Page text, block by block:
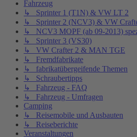
Fahrzeug
↳ Sprinter 1 (T1N) & VW LT 2
↳ Sprinter 2 (NCV3) & VW
↳ NCV3 MOPF (ab 09-2013)
↳ Sprinter 3 (VS30)
↳ VW Crafter 2 & MAN TGE
↳ Fremdfabrikate
↳ fabrikatübergeifende Themen
↳ Schraubertipps
↳ Fahrzeug - FAQ
↳ Fahrzeug - Umfragen
Camping
↳ Reisemobile und Ausbauten
↳ Reiseberichte
Veranstaltungen